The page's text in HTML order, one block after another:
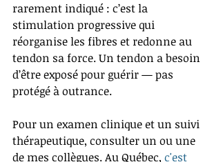
rarement indiqué : c’est la
stimulation progressive qui
réorganise les fibres et redonne au
tendon sa force. Un tendon a besoin
d’être exposé pour guérir — pas
protégé à outrance.
Pour un examen clinique et un suivi
thérapeutique, consulter un ou une
de mes collègues. Au Québec, c'est